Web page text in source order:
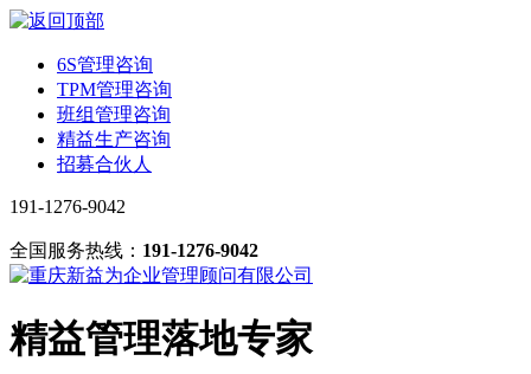
6S管理咨询
TPM管理咨询
班组管理咨询
精益生产咨询
招募合伙人
191-1276-9042
全国服务热线： 191-1276-9042
精益管理落地专家